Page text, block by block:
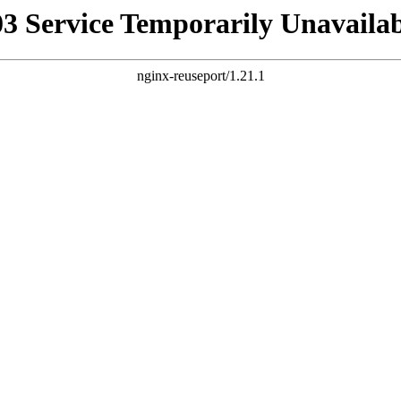
Service Temporarily
nginx-reuseport/1.21.1